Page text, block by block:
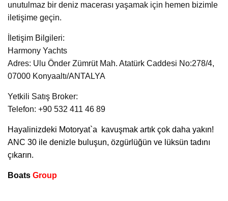
unutulmaz bir deniz macerası yaşamak için hemen bizimle
iletişime geçin.
İletişim Bilgileri:
Harmony Yachts
Adres: Ulu Önder Zümrüt Mah. Atatürk Caddesi No:278/4,
07000 Konyaaltı/ANTALYA
Yetkili Satış Broker:
Telefon: +90 532 411 46 89
Hayalinizdeki Motoryat`a kavuşmak artık çok daha yakın!
ANC 30 ile denizle buluşun, özgürlüğün ve lüksün tadını
çıkarın.
Boats Group